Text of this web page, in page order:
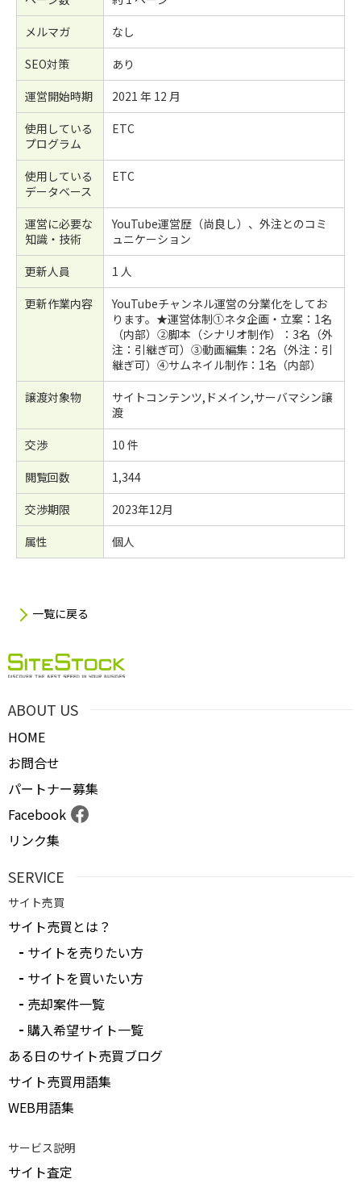
メルマガ
なし
SEO対策
あり
運営開始時期
2021 年 12 月
使用している
プログラム
ETC
使用している
データベース
ETC
運営に必要な
知識・技術
YouTube運営歴（尚良し）、外注とのコミ
ュニケーション
更新人員
1 人
更新作業内容
YouTubeチャンネル運営の分業化をしてお
ります。★運営体制①ネタ企画・立案：1名
（内部）②脚本（シナリオ制作）：3名（外
注：引継ぎ可）③動画編集：2名（外注：引
継ぎ可）④サムネイル制作：1名（内部）
譲渡対象物
サイトコンテンツ,ドメイン,サーバマシン譲
渡
交渉
10 件
閲覧回数
1,344
交渉期限
2023年12月
属性
個人
一覧に戻る
ABOUT US
HOME
お問合せ
パートナー募集
Facebook
リンク集
SERVICE
サイト売買
サイト売買とは？
サイトを売りたい方
サイトを買いたい方
売却案件一覧
購入希望サイト一覧
ある日のサイト売買ブログ
サイト売買用語集
WEB用語集
サービス説明
サイト査定